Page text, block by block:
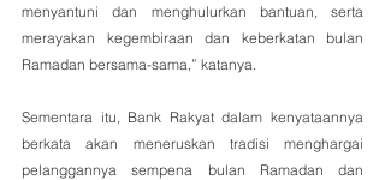
menyantuni dan menghulurkan bantuan, serta
merayakan kegembiraan dan keberkatan bulan
Ramadan bersama-sama,” katanya.
Sementara itu, Bank Rakyat dalam kenyataannya
berkata akan meneruskan tradisi menghargai
pelanggannya sempena bulan Ramadan dan